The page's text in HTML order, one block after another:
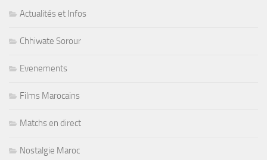
Actualités et Infos
Chhiwate Sorour
Evenements
Films Marocains
Matchs en direct
Nostalgie Maroc